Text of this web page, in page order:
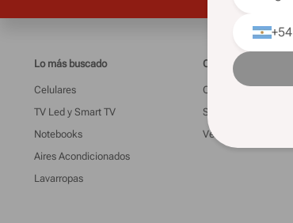
+54
Lo más buscado
Celulares
TV Led y Smart TV
Notebooks
Aires Acondicionados
Lavarropas
Casa Silvia
Quienes somos
Sucursales
Venta telefónica